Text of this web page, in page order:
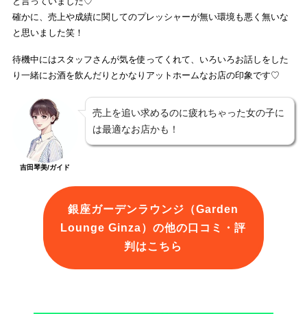
確かに、売上や成績に関してのプレッシャーが無い環境も悪く無いな
と思いました笑！
待機中にはスタッフさんが気を使ってくれて、いろいろお話しをした
り一緒にお酒を飲んだりとかなりアットホームなお店の印象です♡
吉田琴美/ガイド
売上を追い求めるのに疲れちゃった女の子に
は最適なお店かも！
銀座ガーデンラウンジ（Garden
Lounge Ginza）の他の口コミ・評
判はこちら